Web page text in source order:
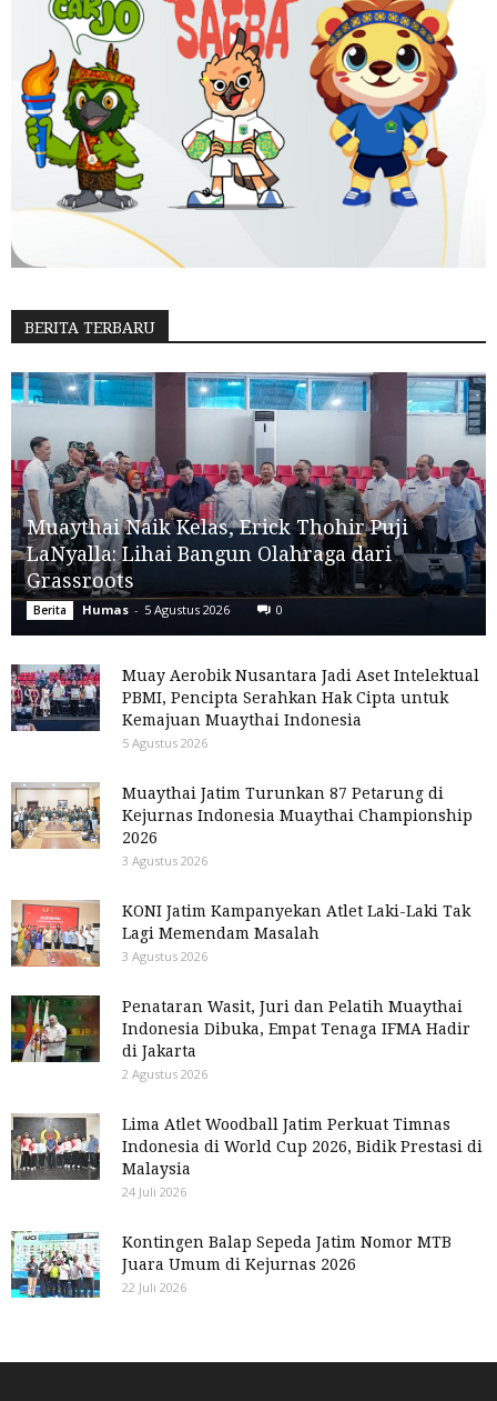
BERITA TERBARU
Muaythai Naik Kelas, Erick Thohir Puji
LaNyalla: Lihai Bangun Olahraga dari
Grassroots
Berita Humas - 5 Agustus 2026 0
Muay Aerobik Nusantara Jadi Aset Intelektual
PBMI, Pencipta Serahkan Hak Cipta untuk
Kemajuan Muaythai Indonesia
5 Agustus 2026
Muaythai Jatim Turunkan 87 Petarung di
Kejurnas Indonesia Muaythai Championship
2026
3 Agustus 2026
KONI Jatim Kampanyekan Atlet Laki-Laki Tak
Lagi Memendam Masalah
3 Agustus 2026
Penataran Wasit, Juri dan Pelatih Muaythai
Indonesia Dibuka, Empat Tenaga IFMA Hadir
di Jakarta
2 Agustus 2026
Lima Atlet Woodball Jatim Perkuat Timnas
Indonesia di World Cup 2026, Bidik Prestasi di
Malaysia
24 Juli 2026
Kontingen Balap Sepeda Jatim Nomor MTB
Juara Umum di Kejurnas 2026
22 Juli 2026